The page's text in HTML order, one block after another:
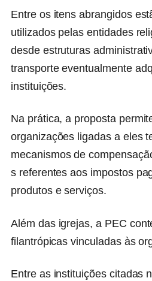
Entre os itens abrangidos
utilizados pelas entidades
desde estruturas
transporte eventualmente
instituições.
Na prática, a proposta
organizações ligadas a eles
mecanismos de
s referentes aos impostos
produtos e serviços.
Além das igrejas, a PEC
filantrópicas vinculadas às
Entre as instituições citadas